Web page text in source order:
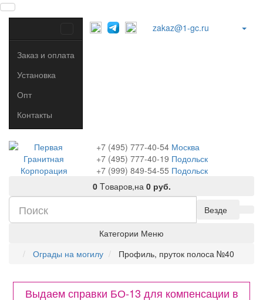
Заказ и оплата
Установка
Опт
Контакты
zakaz@1-gc.ru
+7 (495) 777-40-54 Москва
+7 (495) 777-40-19 Подольск
+7 (999) 849-54-55 Подольск
0 Tоваров,на 0 руб.
Везде
Категории Меню
Ограды на могилу
Профиль, пруток полоса №40
Выдаем справки БО-13 для компенсации в